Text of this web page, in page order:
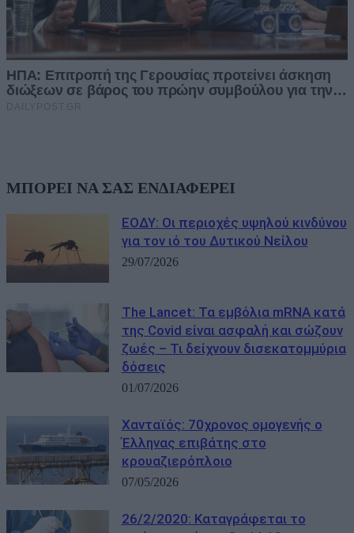
ΜΠΟΡΕΙ ΝΑ ΣΑΣ ΕΝΔΙΑΦΕΡΕΙ
ΕΟΔΥ: Οι περιοχές υψηλού κινδύνου
για τον ιό του Δυτικού Νείλου
29/07/2026
The Lancet: Τα εμβόλια mRNA κατά
της Covid είναι ασφαλή και σώζουν
ζωές – Τι δείχνουν δισεκατομμύρια
δόσεις
01/07/2026
Χανταϊός: 70χρονος ομογενής ο
Έλληνας επιβάτης στο
κρουαζιερόπλοιο
07/05/2026
26/2/2020: Καταγράφεται το